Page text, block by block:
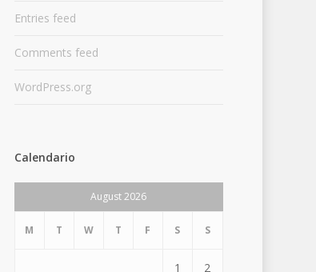
Entries feed
Comments feed
WordPress.org
Calendario
August 2026
M T W T F S S
1 2